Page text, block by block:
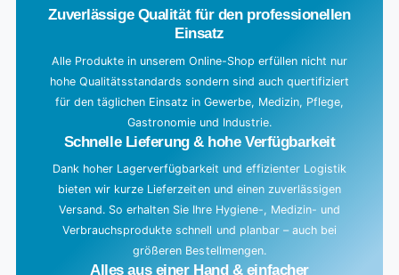
Zuverlässige Qualität für den professionellen
Einsatz
Alle Produkte in unserem Online-Shop erfüllen nicht nur
hohe Qualitätsstandards sondern sind auch quertifiziert
für den täglichen Einsatz in Gewerbe, Medizin, Pflege,
Gastronomie und Industrie.
Schnelle Lieferung & hohe Verfügbarkeit
Dank hoher Lagerverfügbarkeit und effizienter Logistik
bieten wir kurze Lieferzeiten und einen zuverlässigen
Versand. So erhalten Sie Ihre Hygiene-, Medizin- und
Verbrauchsprodukte schnell und planbar – auch bei
größeren Bestellmengen.
Alles aus einer Hand & einfacher